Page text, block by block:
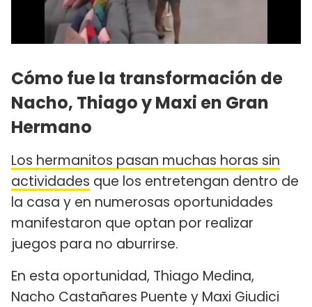
Cómo fue la transformación de
Nacho, Thiago y Maxi en Gran
Hermano
Los hermanitos pasan muchas horas sin
actividades que los entretengan dentro de
la casa y en numerosas oportunidades
manifestaron que optan por realizar
juegos para no aburrirse.
En esta oportunidad, Thiago Medina,
Nacho Castañares Puente y Maxi Giudici